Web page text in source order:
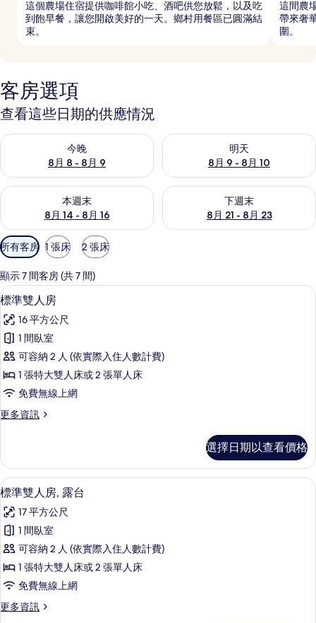
這個農場住宿提供咖啡館小吃、酒吧供您放鬆，以及吃
到飽早餐，讓您開啟美好的一天。鄉村用餐區已圓滿結
束。
這間農
帶來奢
圍。
客房選項
查看這些日期的供應情況
今晚
8月 8 - 8月 9
查看今晚 (8月 8 - 8月 9) 的供應情況
明天
8月 9 - 8月 10
查看明天 (8月 9 - 8月 10) 的供
本週末
8月 14 - 8月 16
查看本週末 (8月 14 - 8月 16) 的供應情況
下週末
8月 21 - 8月 23
查看下週末 (8月 21 - 8月 23)
可
用
的
客
房
篩
選
條
所有客房 1 張床 2 張床
顯示 7 間客房 (共 7 間)
顯
示
標
準
雙
人
房
的
有
相
片
標準雙人房 | 迷你吧、客房內保險箱
21
標準雙人房
16 平方公尺
1 間臥室
可容納 2 人 (依實際入住人數計費)
1 張特大雙人床或 2 張單人床
免費無線上網
更多資訊
更
雙
人
房
詳
情
選擇日期以查看價格
顯
示
標
準
雙
人
房,
露
迷你吧、客房內保險箱、書桌、遮光
20
標準雙人房, 露台
17 平方公尺
1 間臥室
可容納 2 人 (依實際入住人數計費)
1 張特大雙人床或 2 張單人床
免費無線上網
更多資訊
更